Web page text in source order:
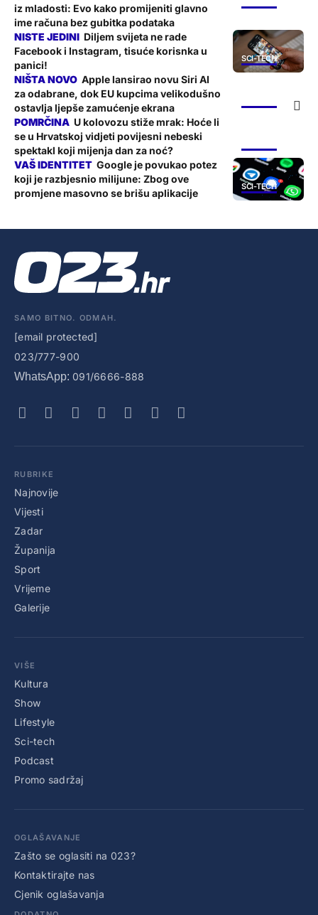
iz mladosti: Evo kako promijeniti glavno
ime računa bez gubitka podataka
SCI-TECH
Diljem svijeta ne rade
Facebook i Instagram, tisuće korisnka u
panici!
Apple lansirao novu Siri AI
za odabrane, dok EU kupcima velikodušno
ostavlja ljepše zamućenje ekrana
U kolovozu stiže mrak: Hoće li
se u Hrvatskoj vidjeti povijesni nebeski
spektakl koji mijenja dan za noć?
SCI-TECH
Google je povukao potez
koji je razbjesnio milijune: Zbog ove
promjene masovno se brišu aplikacije
SAMO BITNO. ODMAH.
[email protected]
023/777-900
WhatsApp: 091/6666-888
RUBRIKE
Najnovije
Vijesti
Zadar
Županija
Sport
Vrijeme
Galerije
VIŠE
Kultura
Show
Lifestyle
Sci-tech
Podcast
Promo sadržaj
OGLAŠAVANJE
Zašto se oglasiti na 023?
Kontaktirajte nas
Cjenik oglašavanja